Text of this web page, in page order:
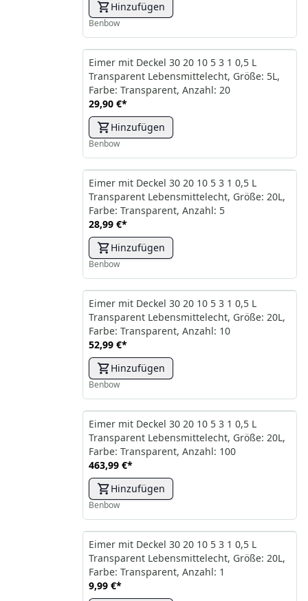
Hinzufügen
Benbow
Eimer mit Deckel 30 20 10 5 3 1 0,5 L
Transparent Lebensmittelecht, Größe: 5L,
Farbe: Transparent, Anzahl: 20
29,90 €*
Hinzufügen
Benbow
Eimer mit Deckel 30 20 10 5 3 1 0,5 L
Transparent Lebensmittelecht, Größe: 20L,
Farbe: Transparent, Anzahl: 5
28,99 €*
Hinzufügen
Benbow
Eimer mit Deckel 30 20 10 5 3 1 0,5 L
Transparent Lebensmittelecht, Größe: 20L,
Farbe: Transparent, Anzahl: 10
52,99 €*
Hinzufügen
Benbow
Eimer mit Deckel 30 20 10 5 3 1 0,5 L
Transparent Lebensmittelecht, Größe: 20L,
Farbe: Transparent, Anzahl: 100
463,99 €*
Hinzufügen
Benbow
Eimer mit Deckel 30 20 10 5 3 1 0,5 L
Transparent Lebensmittelecht, Größe: 20L,
Farbe: Transparent, Anzahl: 1
9,99 €*